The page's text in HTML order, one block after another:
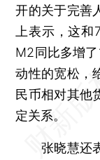
开的关于完善
上表示，这
M2同比多增
动性的宽松，
民币相对其他
定关系。
张晓慧还表